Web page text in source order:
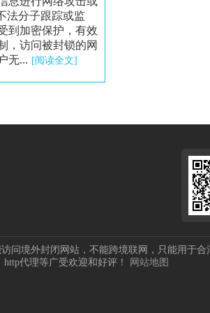
法分子跟踪或监
到加密保护，有效
，访问被封锁的网
无... [阅读全文]
境外封闭网站，不能跨境联网，只能用于合
http代理等广受欢迎和好评！ 网站地图